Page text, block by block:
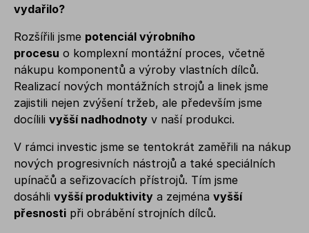
vydařilo?
Rozšířili jsme potenciál výrobního
procesu o komplexní montážní proces, včetně
nákupu komponentů a výroby vlastních dílců.
Realizací nových montážních strojů a linek jsme
zajistili nejen zvýšení tržeb, ale především jsme
docílili vyšší nadhodnoty v naší produkci.
V rámci investic jsme se tentokrát zaměřili na nákup
nových progresivních nástrojů a také speciálních
upínačů a seřizovacích přístrojů. Tím jsme
dosáhli vyšší produktivity a zejména vyšší
přesnosti při obrábění strojních dílců.